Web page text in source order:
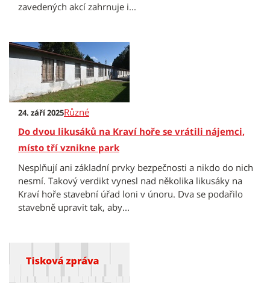
zavedených akcí zahrnuje i...
24. září 2025Různé
Do dvou likusáků na Kraví hoře se vrátili nájemci,
místo tří vznikne park
Nesplňují ani základní prvky bezpečnosti a nikdo do nich
nesmí. Takový verdikt vynesl nad několika likusáky na
Kraví hoře stavební úřad loni v únoru. Dva se podařilo
stavebně upravit tak, aby...